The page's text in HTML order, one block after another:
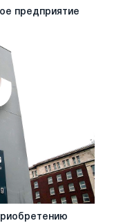
предприятие